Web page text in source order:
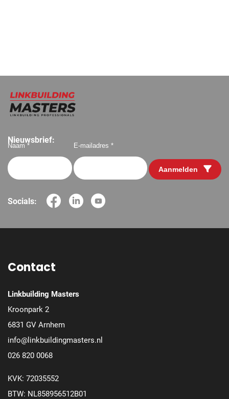
Nieuwsbrief:
Naam * E-mailadres *
Aanmelden
Socials:
Contact
Linkbuilding Masters
Kroonpark 2
6831 GV Arnhem
info@linkbuildingmasters.nl
026 820 0068
KVK: 72035552
BTW: NL858956512B01